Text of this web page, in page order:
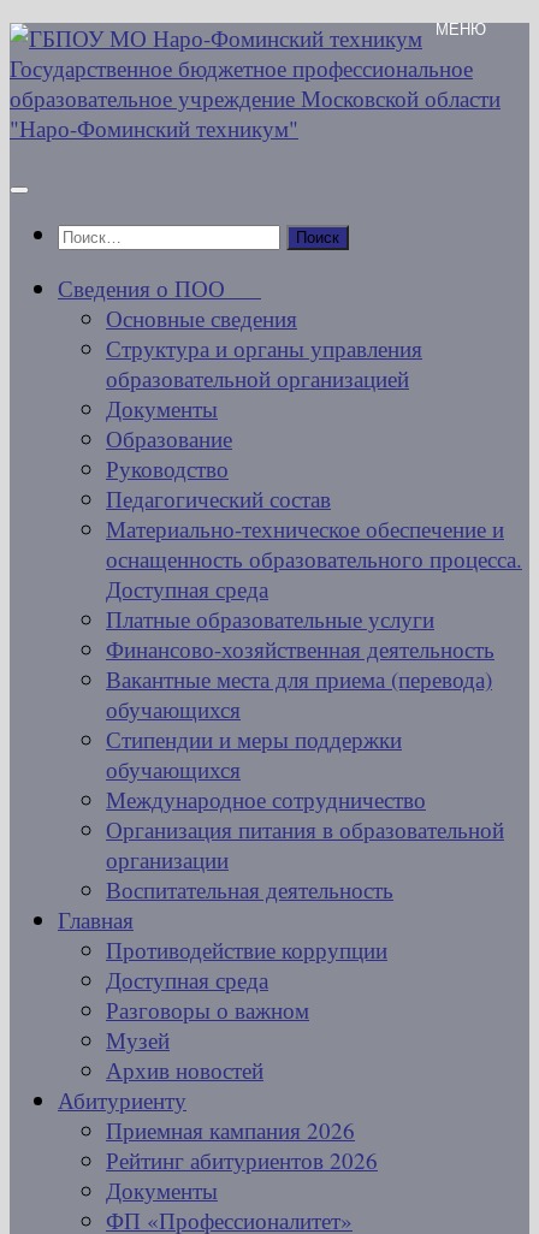
Перейти
к
содержимому
Найти:
Сведения о ПОО
Основные сведения
Структура и органы управления
образовательной организацией
Документы
Образование
Руководство
Педагогический состав
Материально-техническое обеспечение и
оснащенность образовательного процесса.
Доступная среда
Платные образовательные услуги
Финансово-хозяйственная деятельность
Вакантные места для приема (перевода)
обучающихся
Стипендии и меры поддержки
обучающихся
Международное сотрудничество
Организация питания в образовательной
организации
Воспитательная деятельность
Главная
Противодействие коррупции
Доступная среда
Разговоры о важном
Музей
Архив новостей
Абитуриенту
Приемная кампания 2026
Рейтинг абитуриентов 2026
Документы
ФП «Профессионалитет»